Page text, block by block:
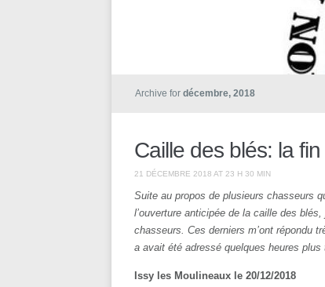
Archive for décembre, 2018
Caille des blés: la
21 DÉCEMBRE 2018 AT 23 H 30 MIN
Suite au propos de plusieurs chasseurs
l’ouverture anticipée de la caille des
chasseurs. Ces derniers m’ont répondu
a avait été adressé quelques heures
Issy les Moulineaux le 20/12/2018